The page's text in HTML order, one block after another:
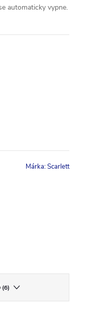
automaticky vypne.
Márka:Scarlett
(6)